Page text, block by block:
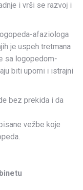
i vrši se razvoj i
afaziologa
je uspeh tretmana
sa logopedom-
biti uporni i istrajni
bez prekida i da
vežbe koje